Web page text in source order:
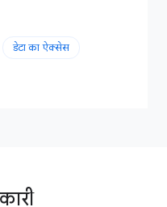
डेटा का ऐक्सेस